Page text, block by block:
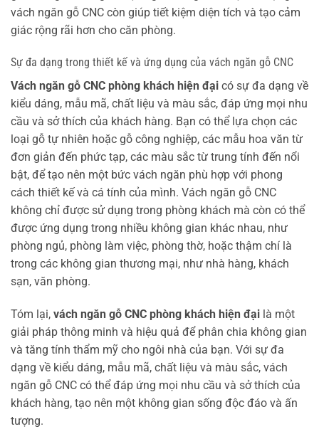
vách ngăn gỗ CNC còn giúp tiết kiệm diện tích và tạo cảm
giác rộng rãi hơn cho căn phòng.
Sự đa dạng trong thiết kế và ứng dụng của vách ngăn gỗ CNC
Vách ngăn gỗ CNC phòng khách hiện đại có sự đa dạng về
kiểu dáng, mẫu mã, chất liệu và màu sắc, đáp ứng mọi nhu
cầu và sở thích của khách hàng. Bạn có thể lựa chọn các
loại gỗ tự nhiên hoặc gỗ công nghiệp, các mẫu hoa văn từ
đơn giản đến phức tạp, các màu sắc từ trung tính đến nổi
bật, để tạo nên một bức vách ngăn phù hợp với phong
cách thiết kế và cá tính của mình. Vách ngăn gỗ CNC
không chỉ được sử dụng trong phòng khách mà còn có thể
được ứng dụng trong nhiều không gian khác nhau, như
phòng ngủ, phòng làm việc, phòng thờ, hoặc thậm chí là
trong các không gian thương mại, như nhà hàng, khách
sạn, văn phòng.
Tóm lại, vách ngăn gỗ CNC phòng khách hiện đại là một
giải pháp thông minh và hiệu quả để phân chia không gian
và tăng tính thẩm mỹ cho ngôi nhà của bạn. Với sự đa
dạng về kiểu dáng, mẫu mã, chất liệu và màu sắc, vách
ngăn gỗ CNC có thể đáp ứng mọi nhu cầu và sở thích của
khách hàng, tạo nên một không gian sống độc đáo và ấn
tượng.